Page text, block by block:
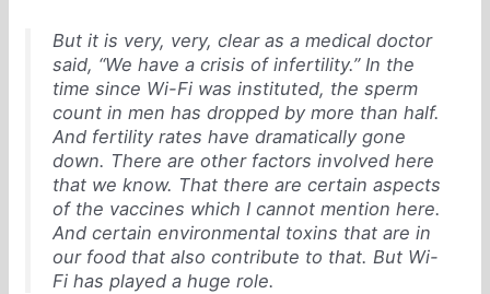
But it is very, very, clear as a medical doctor
said, “We have a crisis of infertility.” In the
time since Wi-Fi was instituted, the sperm
count in men has dropped by more than half.
And fertility rates have dramatically gone
down. There are other factors involved here
that we know. That there are certain aspects
of the vaccines which I cannot mention here.
And certain environmental toxins that are in
our food that also contribute to that. But Wi-
Fi has played a huge role.